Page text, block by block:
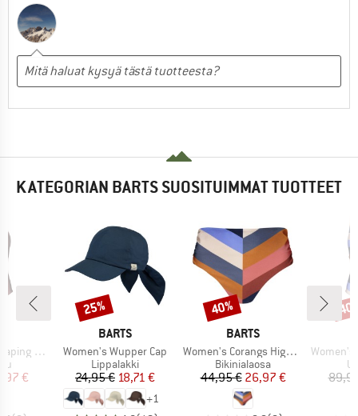
KATEGORIAN BARTS SUOSITUIMMAT TUOTTEET
Piece
hinta
€
MERKKI
BARTS
Tuote
Women's Wupper Cap
Tuoteryhmä
Lippalakki
Hinta
24,95 €Alennettu hinta
18,71 €
+1
Alennus
25%
MERKKI
BARTS
Tuote
Women's Corangs High Waist Briefs
Tuoteryhmä
Bikinialaosa
Hinta
44,95 €Alennettu hinta
26,97 €
Alennus
40%
Tuote
Women's